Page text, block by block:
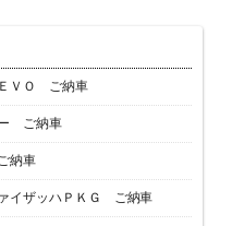
ＶＯ ご納車
ご納車
納車
ザッハＰＫＧ ご納車